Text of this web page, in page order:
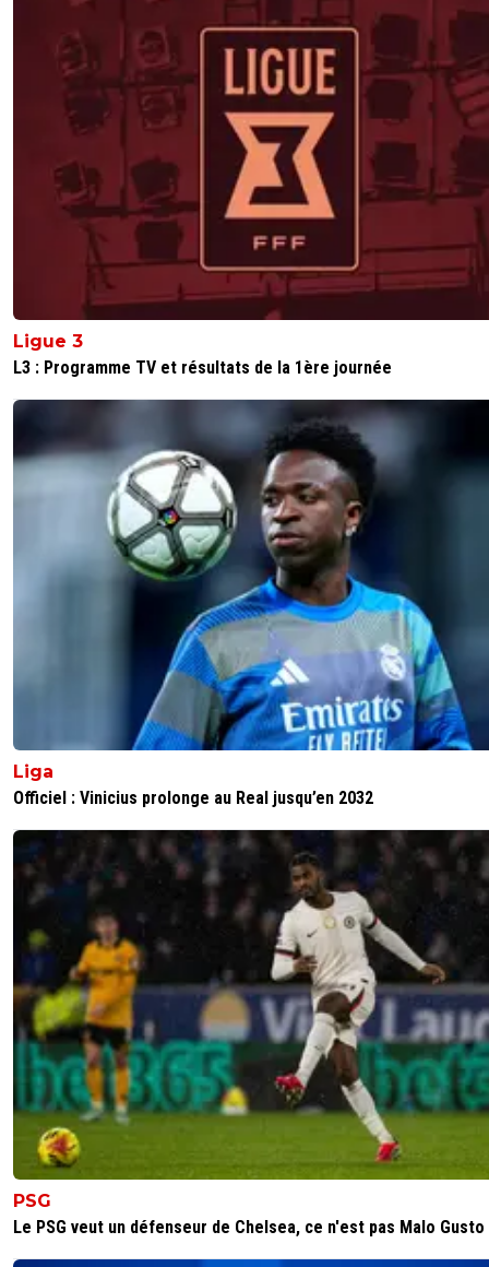
Ligue 3
L3 : Programme TV et résultats de la 1ère journée
Liga
Officiel : Vinicius prolonge au Real jusqu’en 2032
PSG
Le PSG veut un défenseur de Chelsea, ce n'est pas Malo Gusto